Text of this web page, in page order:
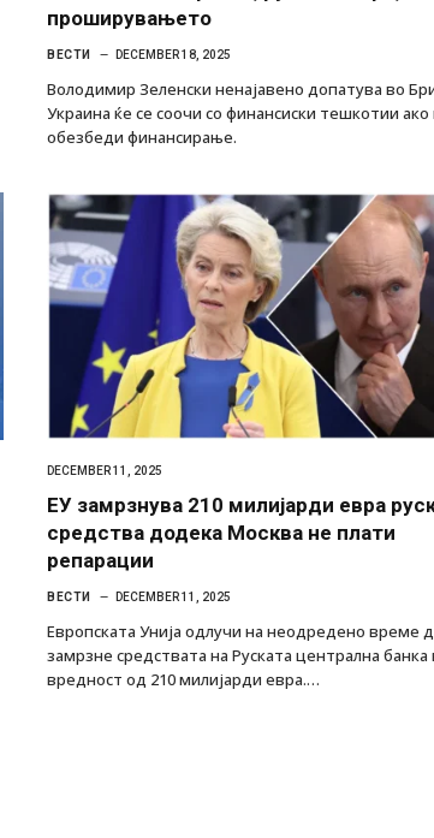
проширувањето
ВЕСТИ DECEMBER 18, 2025
Володимир Зеленски ненајавено допатува во
Украина ќе се соочи со финансиски тешкотии ако
обезбеди финансирање.
DECEMBER 11, 2025
ЕУ замрзнува 210 милијарди евра
средства додека Москва не плати
репарации
ВЕСТИ DECEMBER 11, 2025
Европската Унија одлучи на неодредено време
замрзне средствата на Руската централна банка
вредност од 210 милијарди евра.…